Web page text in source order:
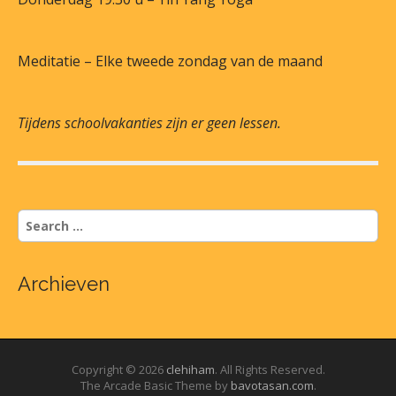
Meditatie – Elke tweede zondag van de maand
Tijdens schoolvakanties zijn er geen lessen.
S
e
c
o
Archieven
Copyright © 2026 clehiham. All Rights Reserved.
The Arcade Basic Theme by bavotasan.com.